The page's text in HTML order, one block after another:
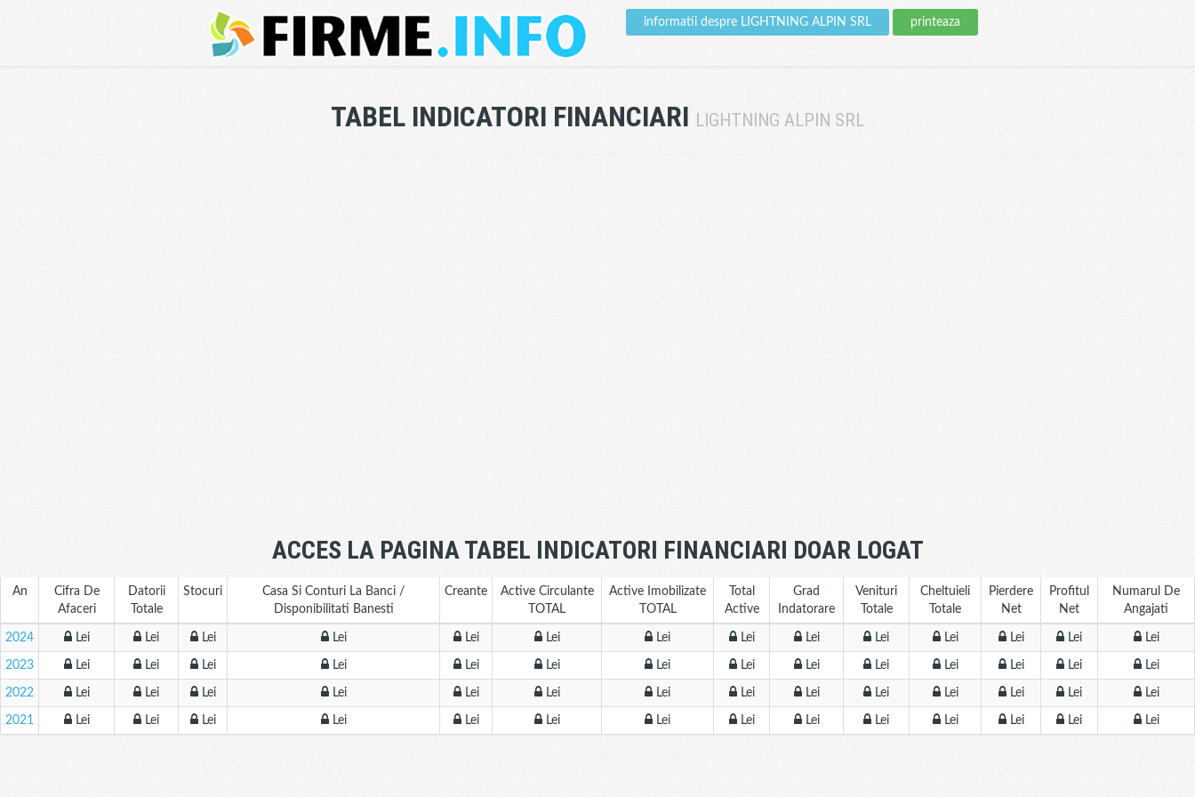
informatii despre LIGHTNING ALPIN SRL printeaza
TABEL INDICATORI FINANCIARI LIGHTNING ALPIN SRL
ACCES LA PAGINA TABEL INDICATORI FINANCIARI DOAR LOGAT
An
Cifra De
Afaceri
Datorii
Totale
Stocuri
Casa Si Conturi La Banci /
Disponibilitati Banesti
Creante
Active Circulante
TOTAL
Active Imobilizate
TOTAL
Total
Active
Grad
Indatorare
Venituri
Totale
Cheltuieli
Totale
Pierdere
Net
Profitul
Net
Numarul De
Angajati
2024 Lei Lei Lei Lei Lei Lei Lei Lei Lei Lei Lei Lei Lei Lei
2023 Lei Lei Lei Lei Lei Lei Lei Lei Lei Lei Lei Lei Lei Lei
2022 Lei Lei Lei Lei Lei Lei Lei Lei Lei Lei Lei Lei Lei Lei
2021 Lei Lei Lei Lei Lei Lei Lei Lei Lei Lei Lei Lei Lei Lei